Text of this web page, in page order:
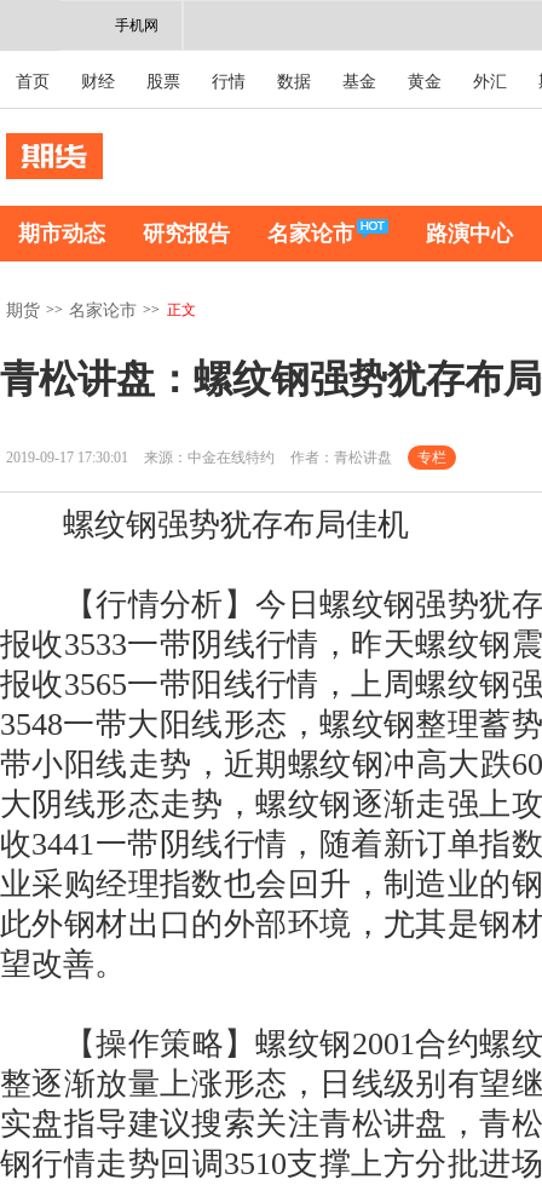
手机网
首页 财经 股票 行情 数据 基金 黄金 外汇
期市动态 研究报告 名家论市 路演中心
期货 >> 名家论市 >> 正文
青松讲盘：螺纹钢强势犹存布
2019-09-17 17:30:01 来源：中金在线特约 作者：青松讲盘 专栏
螺纹钢强势犹存布局佳机
【行情分析】今日螺纹钢强势犹存
报收3533一带阴线行情，昨天螺纹钢
报收3565一带阳线行情，上周螺纹钢
3548一带大阳线形态，螺纹钢整理蓄
带小阳线走势，近期螺纹钢冲高大跌
大阴线形态走势，螺纹钢逐渐走强上
收3441一带阴线行情，随着新订单指
业采购经理指数也会回升，制造业的
此外钢材出口的外部环境，尤其是钢
望改善。
【操作策略】螺纹钢2001合约螺
整逐渐放量上涨形态，日线级别有望
实盘指导建议搜索关注青松讲盘，青
钢行情走势回调3510支撑上方分批进